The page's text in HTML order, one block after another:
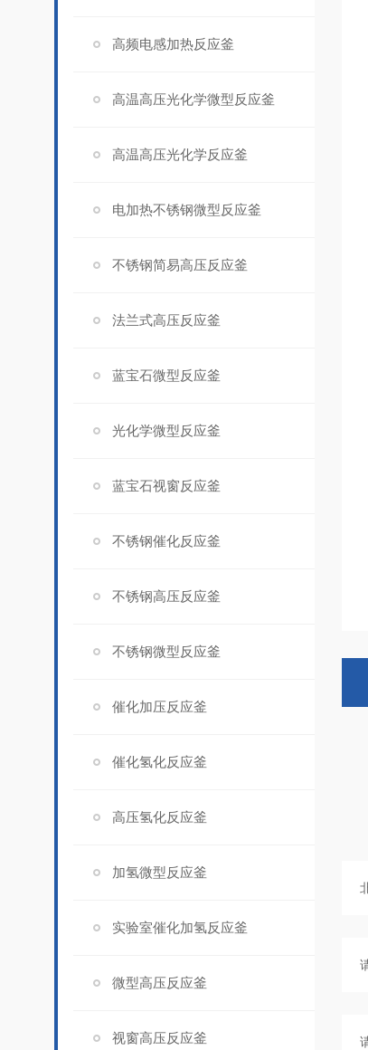
高频电感加热反应釜
高温高压光化学微型反应釜
高温高压光化学反应釜
电加热不锈钢微型反应釜
不锈钢简易高压反应釜
法兰式高压反应釜
蓝宝石微型反应釜
光化学微型反应釜
蓝宝石视窗反应釜
不锈钢催化反应釜
不锈钢高压反应釜
不锈钢微型反应釜
催化加压反应釜
催化氢化反应釜
高压氢化反应釜
加氢微型反应釜
实验室催化加氢反应釜
微型高压反应釜
视窗高压反应釜